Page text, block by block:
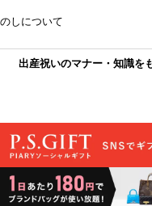
のしについて
出産祝いのマナー・知識を